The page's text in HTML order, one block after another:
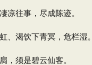
凉往事，尽成陈迹。
、渴饮下青冥，危栏湿。
，须是碧云仙客。